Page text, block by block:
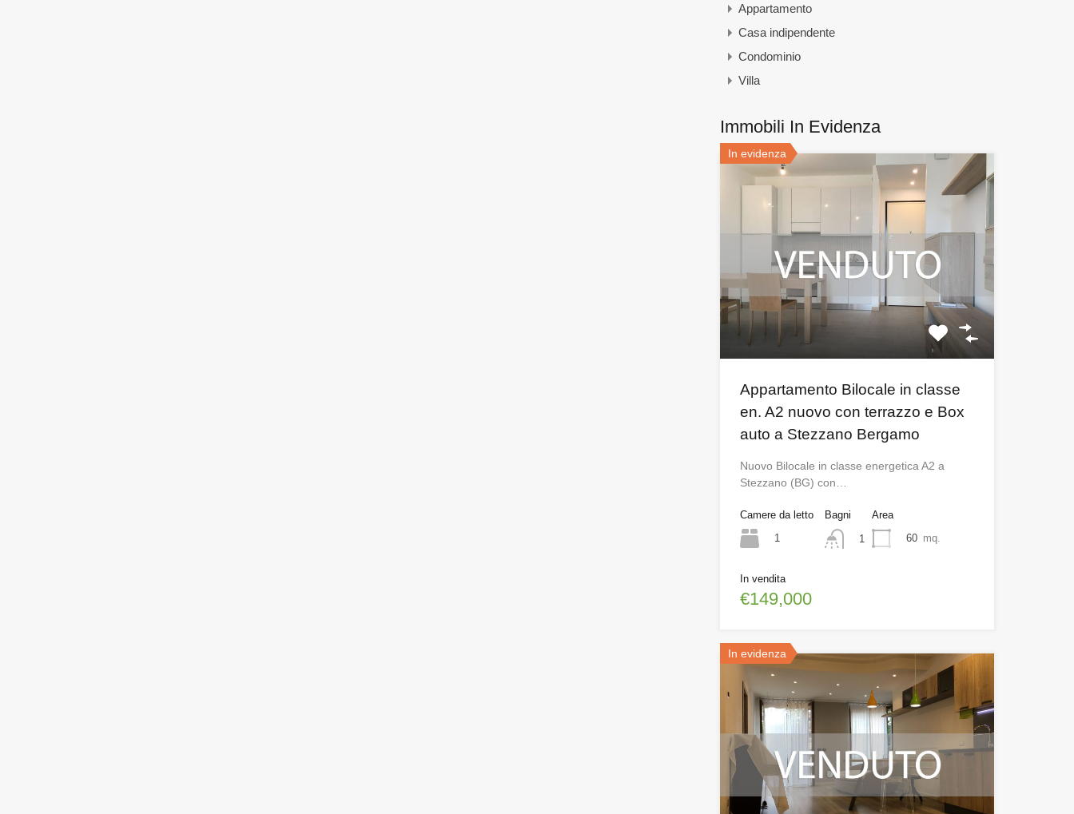
Appartamento
Casa indipendente
Condominio
Villa
Immobili In Evidenza
In evidenza
Appartamento Bilocale in classe
en. A2 nuovo con terrazzo e Box
auto a Stezzano Bergamo
Nuovo Bilocale in classe energetica A2 a
Stezzano (BG) con…
Camere da letto
1
Bagni
1
Area
60 mq.
In vendita
€149,000
In evidenza